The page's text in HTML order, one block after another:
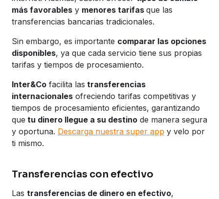
más favorables y menores tarifas que las
transferencias bancarias tradicionales.
Sin embargo, es importante comparar las opciones
disponibles, ya que cada servicio tiene sus propias
tarifas y tiempos de procesamiento.
Inter&Co facilita las transferencias
internacionales ofreciendo tarifas competitivas y
tiempos de procesamiento eficientes, garantizando
que tu dinero llegue a su destino de manera segura
y oportuna. Descarga nuestra super app y velo por
ti mismo.
Transferencias con efectivo
Las transferencias de dinero en efectivo,